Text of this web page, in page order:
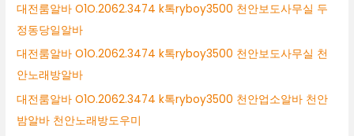
대전룸알바 O1O.2062.3474 k톡ryboy3500 천안보도사무실 두
정동당일알바
대전룸알바 O1O.2062.3474 k톡ryboy3500 천안보도사무실 천
안노래방알바
대전룸알바 O1O.2062.3474 k톡ryboy3500 천안업소알바 천안
밤알바 천안노래방도우미